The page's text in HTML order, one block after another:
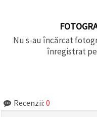
Nu s-au încărcat
înregistrat
Recenzii: 0